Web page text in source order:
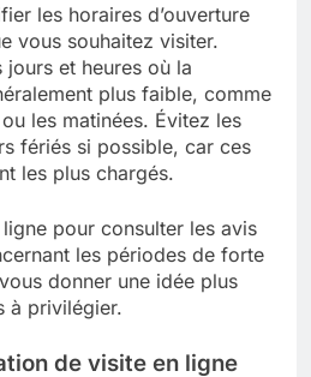
les horaires d’ouverture
vous souhaitez visiter.
et heures où la
plus faible, comme
les matinées. Évitez les
fériés si possible, car ces
les plus chargés.
pour consulter les avis
les périodes de forte
donner une idée plus
à privilégier.
de visite en ligne